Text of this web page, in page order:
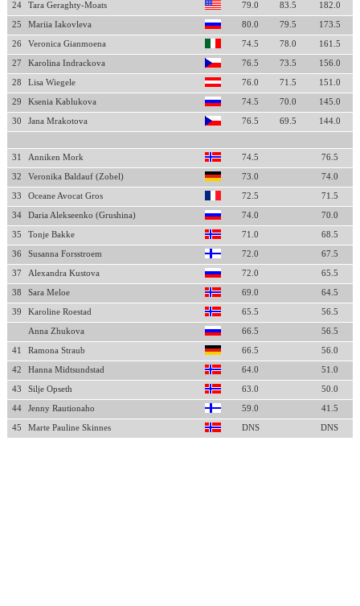
24 Tara Geraghty-Moats 79.0 83.5 182.0
25 Mariia Iakovleva 80.0 79.5 173.5
26 Veronica Gianmoena 74.5 78.0 161.5
27 Karolina Indrackova 76.5 73.5 156.0
28 Lisa Wiegele 76.0 71.5 151.0
29 Ksenia Kablukova 74.5 70.0 145.0
30 Jana Mrakotova 76.5 69.5 144.0
31 Anniken Mork 74.5 76.5
32 Veronika Baldauf (Zobel) 73.0 74.0
33 Oceane Avocat Gros 72.5 71.5
34 Daria Alekseenko (Grushina) 74.0 70.0
35 Tonje Bakke 71.0 68.5
36 Susanna Forsstroem 72.0 67.5
37 Alexandra Kustova 72.0 65.5
38 Sara Meloe 69.0 64.5
39 Karoline Roestad 65.5 56.5
Anna Zhukova 66.5 56.5
41 Ramona Straub 66.5 56.0
42 Hanna Midtsundstad 64.0 51.0
43 Silje Opseth 63.0 50.0
44 Jenny Rautionaho 59.0 41.5
45 Marte Pauline Skinnes DNS DNS